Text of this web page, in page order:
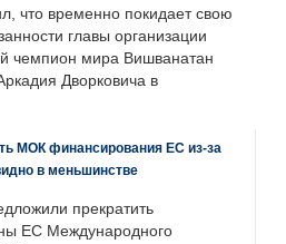
что временно покидает свою
главы организации
й чемпион мира Вишванатан
Дворковича в
МОК финансирования ЕС из-за
в меньшинстве
прекратить
ЕС Международного